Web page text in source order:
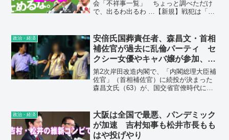
会「不祥事一覧」 ちょっと調べただけ
で、出るわ出るわ …【新規】戦犯は「橋
政だけじゃない。維新が関与した大問題
に橋下氏ダンマリの謎愛...
政治・経済
安倍氏国葬責任者、森昌文・首相
補佐官が過去に乱倫パーティ セ
クシー女優やキャバ嬢が参加、
「女性と個室に消えた」
第2次岸田改造内閣で、「内閣総理大臣補
佐官」（首相補佐官）に続投が決まった
森昌文氏（63）が、国交省官僚時代に乱
る。パーティは当時参議院議員だった大
仁田厚氏の主催で、大仁田氏の自宅だっ
た高級マンションで行われた。
政治・経済
大阪は全国で最悪、パンデミック
が加速 吉村知事も松井市長もも
はや投げやり